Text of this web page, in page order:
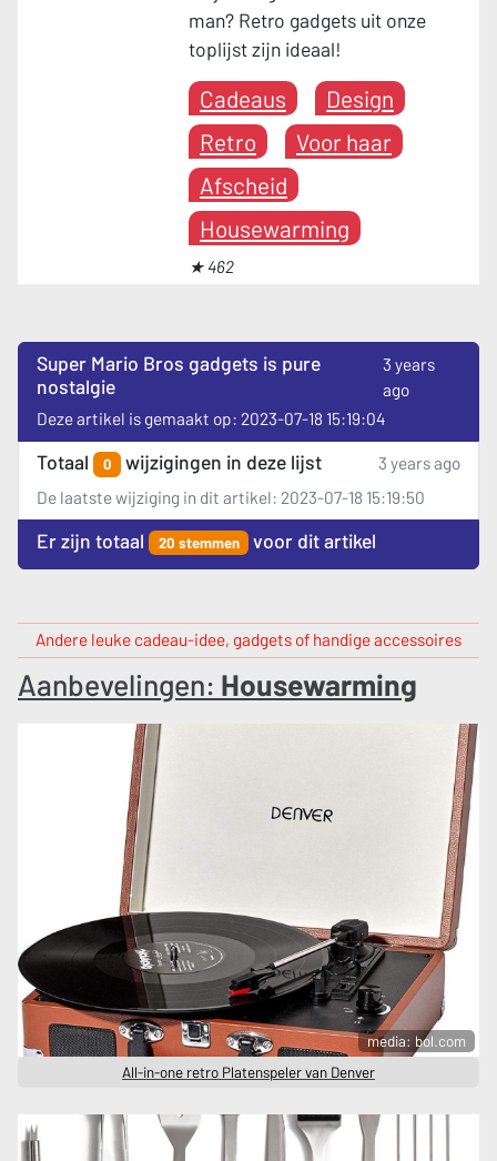
man? Retro gadgets uit onze
toplijst zijn ideaal!
Cadeaus
Design
Retro
Voor haar
Afscheid
Housewarming
★ 462
Super Mario Bros gadgets is pure
nostalgie
3 years
ago
Deze artikel is gemaakt op: 2023-07-18 15:19:04
Totaal 0 wijzigingen in deze lijst
3 years ago
De laatste wijziging in dit artikel: 2023-07-18 15:19:50
Er zijn totaal 20 stemmen voor dit artikel
Andere leuke cadeau-idee, gadgets of handige accessoires
Aanbevelingen: Housewarming
media: bol.com
All-in-one retro Platenspeler van Denver